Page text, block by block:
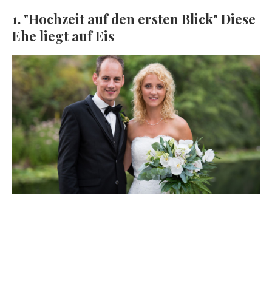
1. "Hochzeit auf den ersten Blick" Diese
Ehe liegt auf Eis